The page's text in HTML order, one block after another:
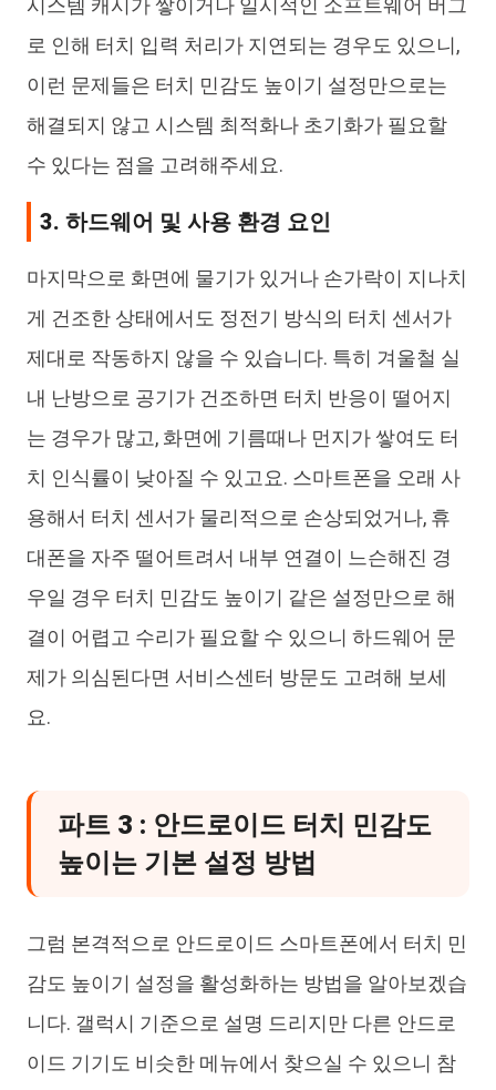
시스템 캐시가 쌓이거나 일시적인 소프트웨어 버그
로 인해 터치 입력 처리가 지연되는 경우도 있으니,
이런 문제들은 터치 민감도 높이기 설정만으로는
해결되지 않고 시스템 최적화나 초기화가 필요할
수 있다는 점을 고려해주세요.
3. 하드웨어 및 사용 환경 요인
마지막으로 화면에 물기가 있거나 손가락이 지나치
게 건조한 상태에서도 정전기 방식의 터치 센서가
제대로 작동하지 않을 수 있습니다. 특히 겨울철 실
내 난방으로 공기가 건조하면 터치 반응이 떨어지
는 경우가 많고, 화면에 기름때나 먼지가 쌓여도 터
치 인식률이 낮아질 수 있고요. 스마트폰을 오래 사
용해서 터치 센서가 물리적으로 손상되었거나, 휴
대폰을 자주 떨어트려서 내부 연결이 느슨해진 경
우일 경우 터치 민감도 높이기 같은 설정만으로 해
결이 어렵고 수리가 필요할 수 있으니 하드웨어 문
제가 의심된다면 서비스센터 방문도 고려해 보세
요.
파트 3 : 안드로이드 터치 민감도
높이는 기본 설정 방법
그럼 본격적으로 안드로이드 스마트폰에서 터치 민
감도 높이기 설정을 활성화하는 방법을 알아보겠습
니다. 갤럭시 기준으로 설명 드리지만 다른 안드로
이드 기기도 비슷한 메뉴에서 찾으실 수 있으니 참